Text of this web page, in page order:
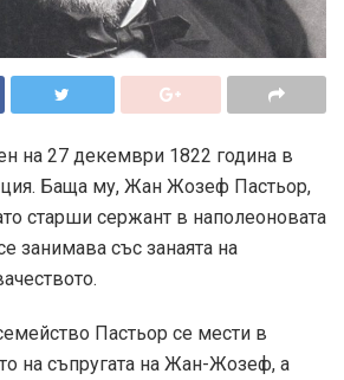
на 27 декември 1822 година в
Баща му, Жан Жозеф Пастьор,
старши сержант в наполеоновата
занимава със занаята на
Пастьор се мести в
на съпругата на Жан-Жозеф, а